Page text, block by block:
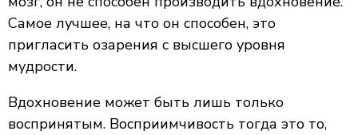
Самое лучшее, на что он способен, это
пригласить озарения с высшего уровня
мудрости.
Вдохновение может быть лишь только
воспринятым. Восприимчивость тогда это то,